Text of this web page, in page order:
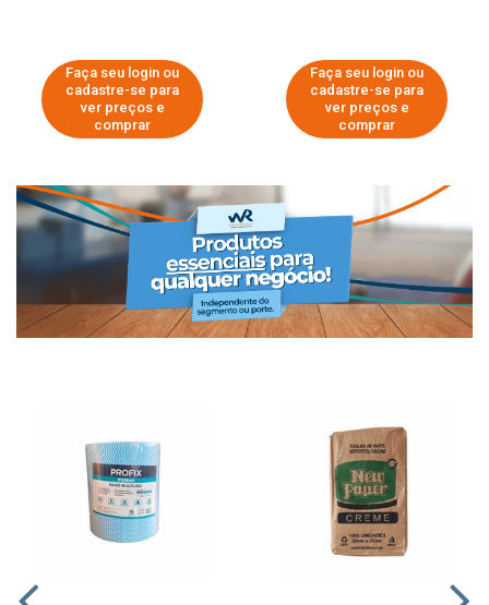
Faça seu login ou
cadastre-se para
ver preços e
comprar
Faça seu login ou
cadastre-se para
ver preços e
comprar